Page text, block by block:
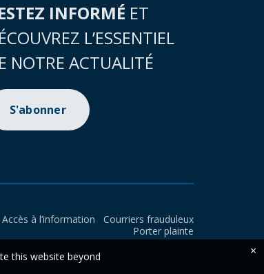
INFORMÉ ET
L’ESSENTIEL
NOTRE ACTUALITÉ
S'abonner
Accès à l’information
Courriers frauduleux
Porter plainte
this website beyond
×